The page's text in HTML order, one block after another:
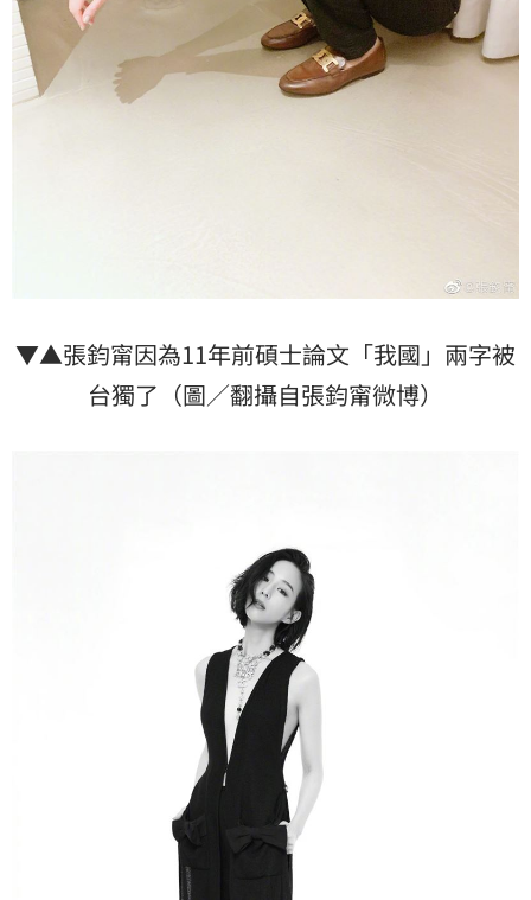
▼▲張鈞甯因為11年前碩士論文「我國」兩字被
台獨了（圖／翻攝自張鈞甯微博）